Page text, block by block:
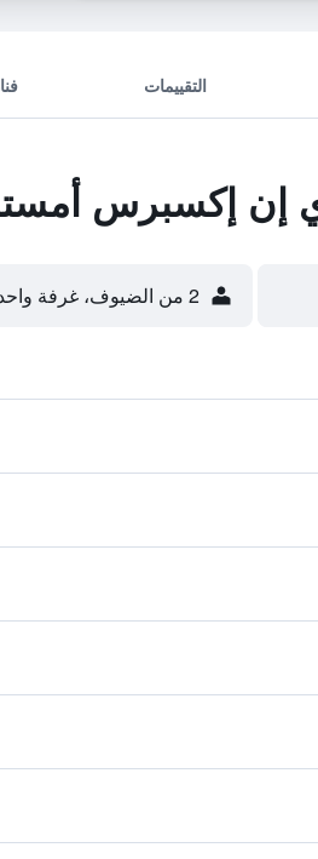
التقييمات
إن إكسبرس
2 من الضيوف، غرفة واحدة